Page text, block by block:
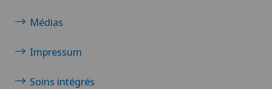
Médias
Impressum
Soins intégrés